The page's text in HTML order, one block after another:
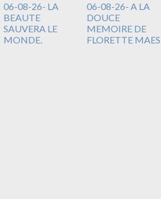
06-08-26- LA
BEAUTE
SAUVERA LE
MONDE.
06-08-26- A LA
DOUCE
MEMOIRE DE
FLORETTE MAES